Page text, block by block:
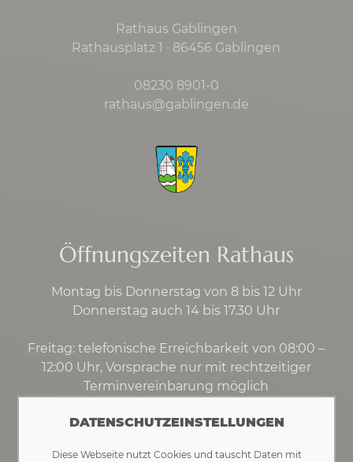
Rathaus Gablingen
Rathausplatz 1 · 86456 Gablingen
08230 8901-0
rathaus@gablingen.de
Öffnungszeiten Rathaus
Montag bis Donnerstag von 8 bis 12 Uhr
Donnerstag auch 14 bis 17.30 Uhr
Freitag: telefonische Erreichbarkeit von 08:00 –
12:00 Uhr, Vorsprache nur mit rechtzeitiger
Terminvereinbarung möglich
Kontakt·Impressum·Datenschutz
DATENSCHUTZEINSTELLUNGEN
Diese Webseite nutzt Cookies und tauscht Daten mit